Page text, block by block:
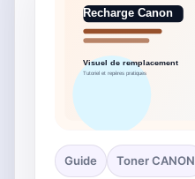
Guide Toner CANON